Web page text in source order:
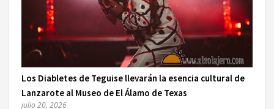
Los Diabletes de Teguise llevarán la esencia cultural de
Lanzarote al Museo de El Álamo de Texas
julio 20, 2026